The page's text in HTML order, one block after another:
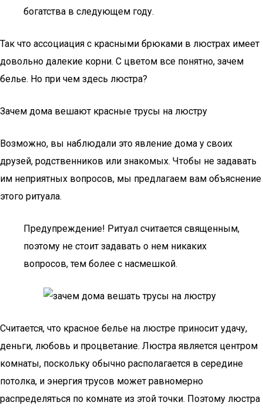
богатства в следующем году.
Так что ассоциация с красными брюками в люстрах имеет
довольно далекие корни. С цветом все понятно, зачем
белье. Но при чем здесь люстра?
Зачем дома вешают красные трусы на люстру
Возможно, вы наблюдали это явление дома у своих
друзей, родственников или знакомых. Чтобы не задавать
им неприятных вопросов, мы предлагаем вам объяснение
этого ритуала.
Предупреждение! Ритуал считается священным,
поэтому не стоит задавать о нем никаких
вопросов, тем более с насмешкой.
Считается, что красное белье на люстре приносит удачу,
деньги, любовь и процветание. Люстра является центром
комнаты, поскольку обычно располагается в середине
потолка, и энергия трусов может равномерно
распределяться по комнате из этой точки. Поэтому люстра